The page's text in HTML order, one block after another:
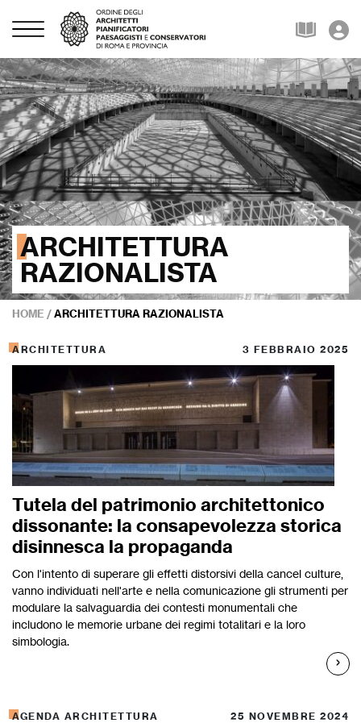
ARCHITETTURA
RAZIONALISTA
HOME /ARCHITETTURA RAZIONALISTA
ARCHITETTURA 3 FEBBRAIO 2025
Tutela del patrimonio architettonico
dissonante: la consapevolezza storica
disinnesca la propaganda
Con l'intento di superare gli effetti distorsivi della cancel culture,
vanno individuati nell'arte e nella comunicazione gli strumenti per
modulare la salvaguardia dei contesti monumentali che
includono le memorie urbane dei regimi totalitari e la loro
simbologia.
AGENDA ARCHITETTURA 25 NOVEMBRE 2024